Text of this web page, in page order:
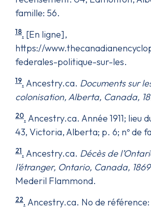
famille: 56.
18. [En ligne],
https://
federales-politique-sur-les.
19. Ancestry.ca. Documents sur
colonisation, Alberta, Canada,
20. Ancestry.ca. Année 1911; lieu
43, Victoria, Alberta; p. 6; nº de
21. Ancestry.ca. Décès de
l’étranger, Ontario, Canada,
Mederil Flammond.
22. Ancestry.ca. No de référence: